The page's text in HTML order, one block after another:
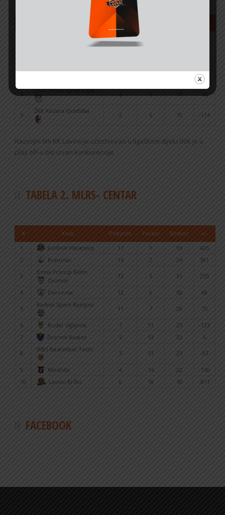
KK Lavovi Brčko (rt)- van
6
3 4 4 12 21
OKK Feniks Banja Luka
5
ŽKK Kozara Gradiška
2 6 10 -114
Razvojni tim KK Lavovi je učestvovao u ligaškom dijelu dok je u
play off-u bio izvan konkurencije
TABELA 2. MLRS- CENTAR
# Klub Pobjede Porazi Bodovi
+/-
1
Jurišnik Vlasenica 17 1 35
425
2
Bratunac 16 2 34 381
3
Drina Princip BetIn
Zvornik
13 5 31 255
4 Derventa 12 6 30 69
5
Radnik Spark Bijeljina
11 7 29 75
6 Rudar Ugljevik 7 11 25
-123
7
Zvornik Basket 5 13 23 6
8
WBS Basketball Teslić
5 13 23 -97
9 Modriča 4 14 22
-150
10
Lavovi Brčko 0 18 18 -811
FACEBOOK